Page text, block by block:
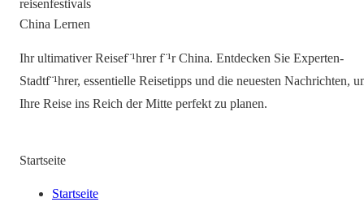
reisenfestivals
China Lernen
Ihr ultimativer Reisef¨¹hrer f¨¹r China. Entdecken Sie Experten-
Stadtf¨¹hrer, essentielle Reisetipps und die neuesten Nachrichten,
Ihre Reise ins Reich der Mitte perfekt zu planen.
Startseite
Startseite